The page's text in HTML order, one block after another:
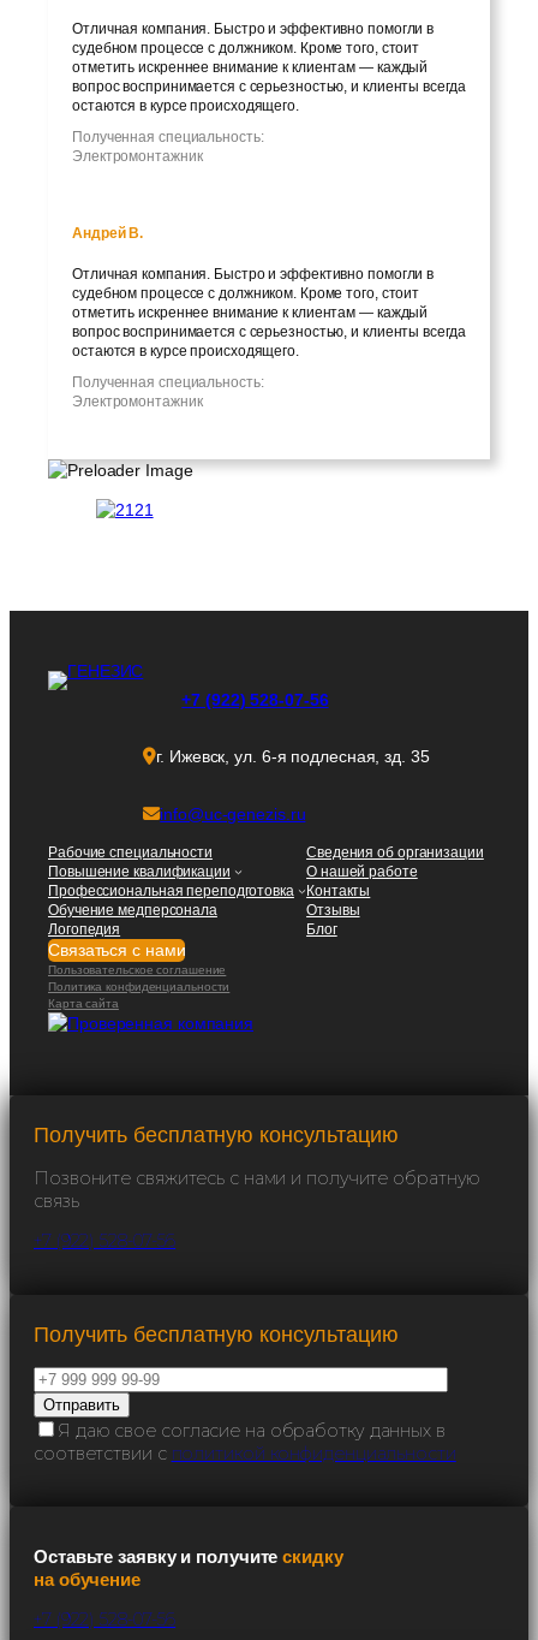
Отличная компания. Быстро и эффективно помогли в
судебном процессе с должником. Кроме того, стоит
отметить искреннее внимание к клиентам — каждый
вопрос воспринимается с серьезностью, и клиенты всегда
остаются в курсе происходящего.
Полученная специальность:
Электромонтажник
Андрей В.
Отличная компания. Быстро и эффективно помогли в
судебном процессе с должником. Кроме того, стоит
отметить искреннее внимание к клиентам — каждый
вопрос воспринимается с серьезностью, и клиенты всегда
остаются в курсе происходящего.
Полученная специальность:
Электромонтажник
+7 (922) 528-07-56
г. Ижевск, ул. 6-я подлесная, зд. 35
info@uc-genezis.ru
Рабочие специальности
Повышение квалификации
Профессиональная переподготовка
Обучение медперсонала
Логопедия
Сведения об организации
О нашей работе
Контакты
Отзывы
Блог
Связаться с нами
Пользовательское соглашение
Политика конфиденциальности
Карта сайта
Получить бесплатную консультацию
Позвоните свяжитесь с нами и получите обратную
связь
+7 (922) 528-07-56
Получить бесплатную консультацию
Я даю свое согласие на обработку данных в
соответствии с политикой конфиденциальности
Оставьте заявку и получитескидку
на обучение
+7 (922) 528-07-56